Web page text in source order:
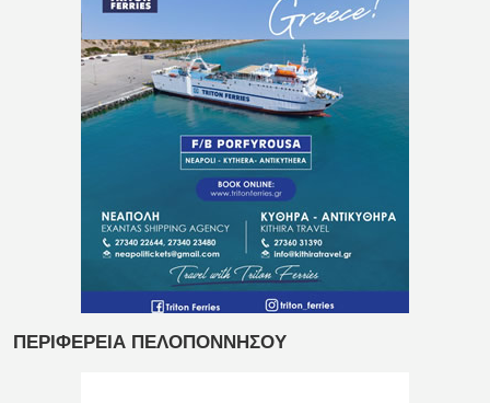
ΠΕΡΙΦΕΡΕΙΑ ΠΕΛΟΠΟΝΝΗΣΟΥ